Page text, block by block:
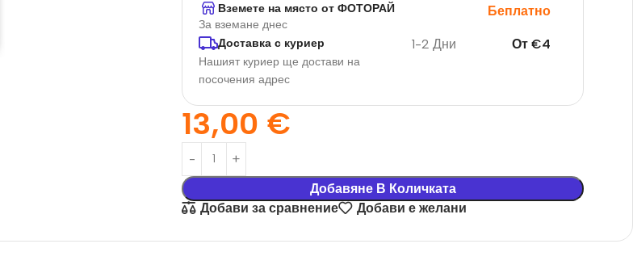
Вземете на място от ФОТОРАЙ
За вземане днес
Беплатно
Доставка с куриер
Нашият куриер ще достави на
посочения адрес
1-2 Дни От €4
13,00€
Добавяне В Количката
Добави за сравнение
Добави е желани